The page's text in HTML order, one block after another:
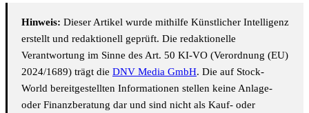
Hinweis: Dieser Artikel wurde mithilfe Künstlicher Intelligenz
erstellt und redaktionell geprüft. Die redaktionelle
Verantwortung im Sinne des Art. 50 KI-VO (Verordnung (EU)
2024/1689) trägt die DNV Media GmbH. Die auf Stock-
World bereitgestellten Informationen stellen keine Anlage-
oder Finanzberatung dar und sind nicht als Kauf- oder